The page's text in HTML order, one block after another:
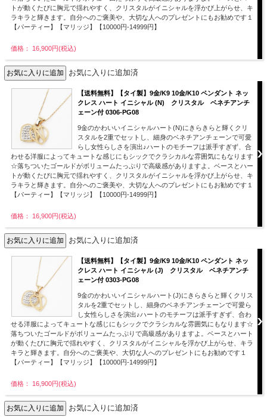
トが動くたびに胸元で揺れやすく、クリスタルがイニシャルを浮かび上がらせ、キ
ラキラと輝きます。自分へのご褒美や、大切な人へのプレゼントにもお勧めです１
【パーティー】【マリッジ】【10000円-14999円】
価格： 16,900円(税込)
お気に入りに追加済
【送料無料】【タイ製】9金/K9 10金/K10 ペンダント ネッ
クレス ハート イニシャル (N) クリスタル ベネチアンチ
ェーン付 0306-PG08
9金のかわいいイニシャルハート(N)にきらきらと輝くクリ
スタルを2重でセットし、細身のベネチアンチェーンで可愛
らし女性らしさを演出♪ハートのモチーフは派手すぎず、合
わせる洋服によってキュートな感じにもシックでクラシカルな雰囲気にもなります
☆落ちついたゴールドがボリュームたっぷりで高級感がありますよ。ベースとハー
トが動くたびに胸元で揺れやすく、クリスタルがイニシャルを浮かび上がらせ、キ
ラキラと輝きます。自分へのご褒美や、大切な人へのプレゼントにもお勧めです１
【パーティー】【マリッジ】【10000円-14999円】
価格： 16,900円(税込)
お気に入りに追加済
【送料無料】【タイ製】9金/K9 10金/K10 ペンダント ネッ
クレス ハート イニシャル (J) クリスタル ベネチアンチ
ェーン付 0303-PG08
9金のかわいいイニシャルハート(J)にきらきらと輝くクリス
タルを2重でセットし、細身のベネチアンチェーンで可愛ら
し女性らしさを演出♪ハートのモチーフは派手すぎず、合わ
せる洋服によってキュートな感じにもシックでクラシカルな雰囲気にもなります☆
落ちついたゴールドがボリュームたっぷりで高級感がありますよ。ベースとハート
が動くたびに胸元で揺れやすく、クリスタルがイニシャルを浮かび上がらせ、キラ
キラと輝きます。自分へのご褒美や、大切な人へのプレゼントにもお勧めです１
【パーティー】【マリッジ】【10000円-14999円】
価格： 16,900円(税込)
お気に入りに追加済